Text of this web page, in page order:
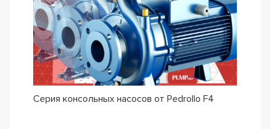
Серия консольных насосов от Pedrollo F4